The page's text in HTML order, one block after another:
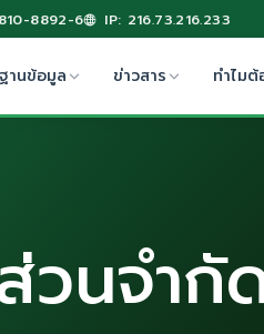
8892-6 IP: 216.73.216.233
ฐานข้อมูล ข่าวสาร ทำไมต้
วนจำกั